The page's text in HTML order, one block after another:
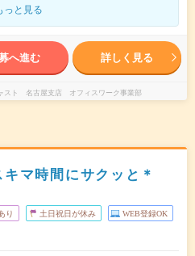
っと見る
へ進む 詳しく見る
スト 名古屋支店 オフィスワーク事業部
マ時間にサクッと＊
り 土日祝日が休み WEB登録OK